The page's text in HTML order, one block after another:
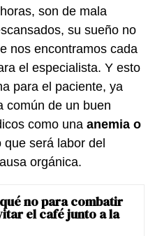
son de mala
su sueño no
nos encontramos cada
el especialista. Y esto
para el paciente, ya
común de un buen
como una anemia o
que será labor del
orgánica.
no para combatir
el café junto a la